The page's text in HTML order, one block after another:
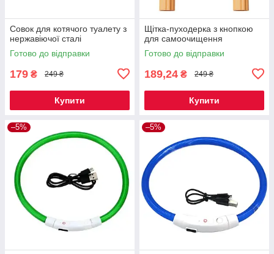
Совок для котячого туалету з
нержавіючої сталі
Готово до відправки
179 ₴ 249 ₴
Купити
Щітка-пуходерка з кнопкою
для самоочищення
Готово до відправки
189,24 ₴ 249 ₴
Купити
–5% –5%